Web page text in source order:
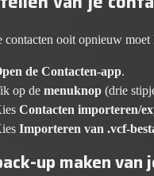
contacten ooit opnieuw
de Contacten-app.
op de menuknop(drie
Contacten importeren/
Importeren van .vcf-
up maken van